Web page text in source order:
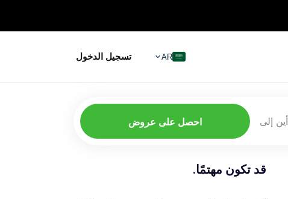
AR تسجيل الدخول
أين إلى احصل على عروض
قد تكون مهتمًا.